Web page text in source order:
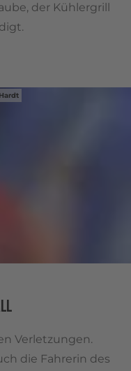
der Kühlergrill
Verletzungen.
die Fahrerin des